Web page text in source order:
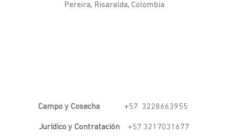
Pereira, Risaralda, Colombia
Campo y Cosecha +57 3228663955
Jurídico y Contratación +57 3217031677